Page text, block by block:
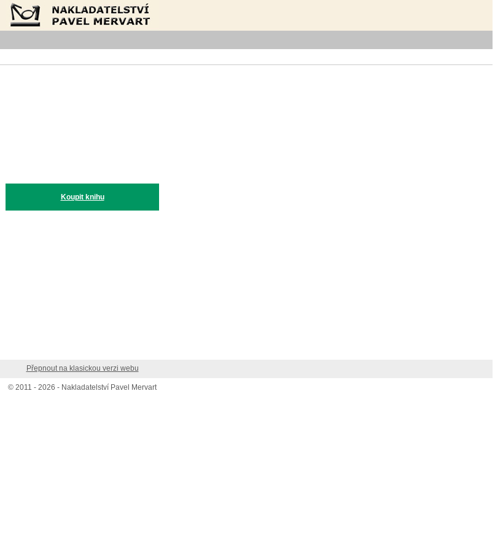
Koupit knihu
Přepnout na klasickou verzi webu
© 2011 - 2026 - Nakladatelství Pavel Mervart